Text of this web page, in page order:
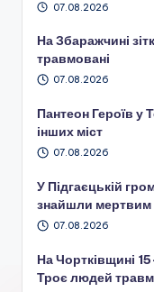
07.08.2026
На Збаражчині
травмовані
07.08.2026
Пантеон Героїв у
інших міст
07.08.2026
У Підгаєцькій
знайшли мертвим
07.08.2026
На Чортківщині
Троє людей